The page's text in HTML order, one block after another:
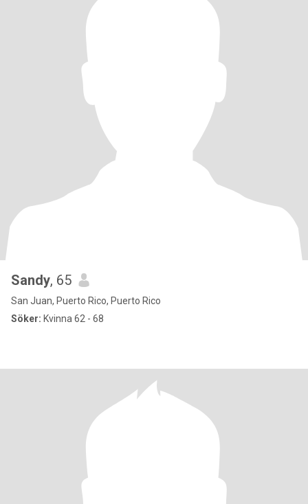
Sandy, 65
San Juan, Puerto Rico, Puerto Rico
Söker: Kvinna 62 - 68